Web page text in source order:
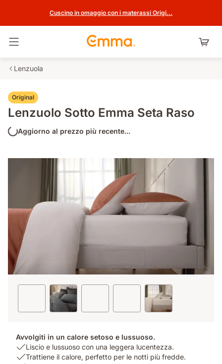
Cuscino in omaggio con i materassi Origi...
Lenzuola
Original
Lenzuolo Sotto Emma Seta Raso
Aggiorno al prezzo più recente...
Avvolgiti in un calore setoso e lussuoso.
USP
1:
Liscio e lussuoso con una leggera lucentezza.
USPTrattiene il calore, perfetto per le notti più fredde.